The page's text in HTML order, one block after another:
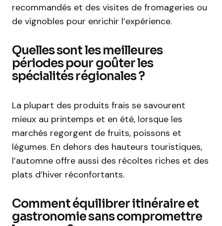
recommandés et des visites de fromageries ou
de vignobles pour enrichir l’expérience.
Quelles sont les meilleures
périodes pour goûter les
spécialités régionales ?
La plupart des produits frais se savourent
mieux au printemps et en été, lorsque les
marchés regorgent de fruits, poissons et
légumes. En dehors des hauteurs touristiques,
l’automne offre aussi des récoltes riches et des
plats d’hiver réconfortants.
Comment équilibrer itinéraire et
gastronomie sans compromettre